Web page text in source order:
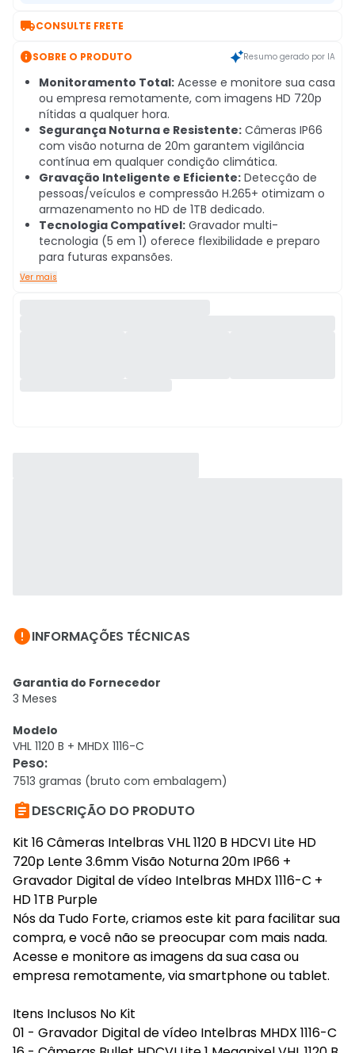
CONSULTE FRETE
SOBRE O PRODUTO Resumo gerado por IA
Monitoramento Total: Acesse e monitore sua casa
ou empresa remotamente, com imagens HD 720p
nítidas a qualquer hora.
Segurança Noturna e Resistente: Câmeras IP66
com visão noturna de 20m garantem vigilância
contínua em qualquer condição climática.
Gravação Inteligente e Eficiente: Detecção de
pessoas/veículos e compressão H.265+ otimizam o
armazenamento no HD de 1TB dedicado.
Tecnologia Compatível: Gravador multi-
tecnologia (5 em 1) oferece flexibilidade e preparo
para futuras expansões.
Ver mais
INFORMAÇÕES TÉCNICAS
Garantia do Fornecedor
3 Meses
Modelo
VHL 1120 B + MHDX 1116-C
Peso:
7513 gramas (bruto com embalagem)
DESCRIÇÃO DO PRODUTO
Kit 16 Câmeras Intelbras VHL 1120 B HDCVI Lite HD
720p Lente 3.6mm Visão Noturna 20m IP66 +
Gravador Digital de vídeo Intelbras MHDX 1116-C +
HD 1TB Purple
Nós da Tudo Forte, criamos este kit para facilitar sua
compra, e você não se preocupar com mais nada.
Acesse e monitore as imagens da sua casa ou
empresa remotamente, via smartphone ou tablet.
Itens Inclusos No Kit
01 - Gravador Digital de vídeo Intelbras MHDX 1116-C